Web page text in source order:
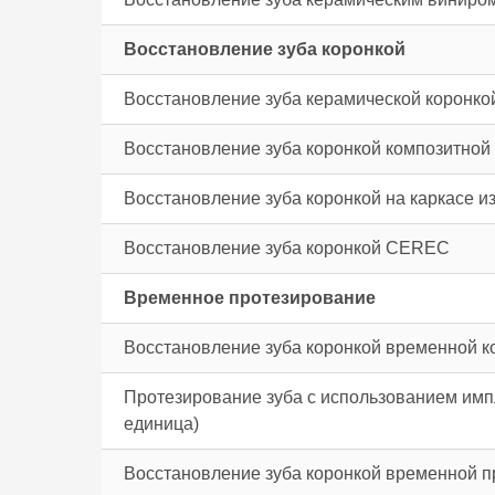
Восстановление зуба коронкой
Восстановление зуба керамической
Восстановление зуба коронкой композитной
Восстановление зуба коронкой на каркасе
Восстановление зуба коронкой CEREC
Временное протезирование
Восстановление зуба коронкой
Протезирование зуба с использованием
единица)
Восстановление зуба коронкой временной